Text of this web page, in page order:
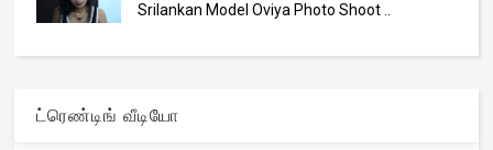
Srilankan Model Oviya Photo Shoot ..
ட்ரெண்டிங் வீடியோ